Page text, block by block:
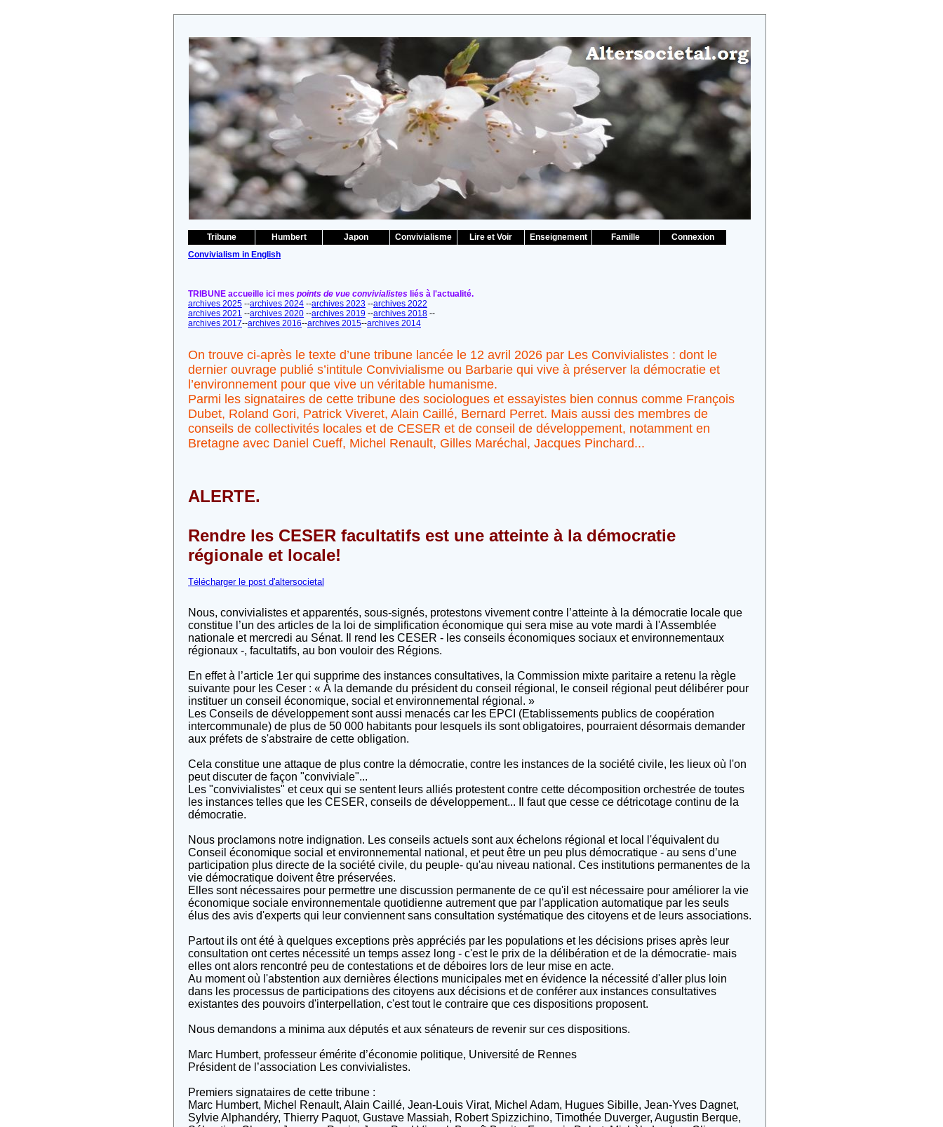
Tribune Humbert Japon Convivialisme Lire et Voir Enseignement Famille
Connexion
Convivialism in English
TRIBUNE accueille ici mes points de vue convivialistes liés à l'actualité.
archives 2025 --archives 2024 --archives 2023 --archives 2022
archives 2021 --archives 2020 --archives 2019 --archives 2018 --
archives 2017--archives 2016--archives 2015--archives 2014
On trouve ci-après le texte d’une tribune lancée le 12 avril 2026 par Les Convivialistes : dont le
dernier ouvrage publié s’intitule Convivialisme ou Barbarie qui vive à préserver la démocratie et
l’environnement pour que vive un véritable humanisme.
Parmi les signataires de cette tribune des sociologues et essayistes bien connus comme François
Dubet, Roland Gori, Patrick Viveret, Alain Caillé, Bernard Perret. Mais aussi des membres de
conseils de collectivités locales et de CESER et de conseil de développement, notamment en
Bretagne avec Daniel Cueff, Michel Renault, Gilles Maréchal, Jacques Pinchard...
ALERTE.
Rendre les CESER facultatifs est une atteinte à la démocratie
régionale et locale!
Télécharger le post d'altersocietal
Nous, convivialistes et apparentés, sous-signés, protestons vivement contre l’atteinte à la démocratie locale que
constitue l’un des articles de la loi de simplification économique qui sera mise au vote mardi à l'Assemblée
nationale et mercredi au Sénat. Il rend les CESER - les conseils économiques sociaux et environnementaux
régionaux -, facultatifs, au bon vouloir des Régions.
En effet à l’article 1er qui supprime des instances consultatives, la Commission mixte paritaire a retenu la règle
suivante pour les Ceser : « À la demande du président du conseil régional, le conseil régional peut délibérer pour
instituer un conseil économique, social et environnemental régional. »
Les Conseils de développement sont aussi menacés car les EPCI (Etablissements publics de coopération
intercommunale) de plus de 50 000 habitants pour lesquels ils sont obligatoires, pourraient désormais demander
aux préfets de s'abstraire de cette obligation.
Cela constitue une attaque de plus contre la démocratie, contre les instances de la société civile, les lieux où l'on
peut discuter de façon "conviviale"...
Les "convivialistes" et ceux qui se sentent leurs alliés protestent contre cette décomposition orchestrée de toutes
les instances telles que les CESER, conseils de développement... Il faut que cesse ce détricotage continu de la
démocratie.
Nous proclamons notre indignation. Les conseils actuels sont aux échelons régional et local l'équivalent du
Conseil économique social et environnemental national, et peut être un peu plus démocratique - au sens d’une
participation plus directe de la société civile, du peuple- qu'au niveau national. Ces institutions permanentes de la
vie démocratique doivent être préservées.
Elles sont nécessaires pour permettre une discussion permanente de ce qu'il est nécessaire pour améliorer la vie
économique sociale environnementale quotidienne autrement que par l'application automatique par les seuls
élus des avis d'experts qui leur conviennent sans consultation systématique des citoyens et de leurs associations.
Partout ils ont été à quelques exceptions près appréciés par les populations et les décisions prises après leur
consultation ont certes nécessité un temps assez long - c'est le prix de la délibération et de la démocratie- mais
elles ont alors rencontré peu de contestations et de déboires lors de leur mise en acte.
Au moment où l'abstention aux dernières élections municipales met en évidence la nécessité d'aller plus loin
dans les processus de participations des citoyens aux décisions et de conférer aux instances consultatives
existantes des pouvoirs d'interpellation, c'est tout le contraire que ces dispositions proposent.
Nous demandons a minima aux députés et aux sénateurs de revenir sur ces dispositions.
Marc Humbert, professeur émérite d’économie politique, Université de Rennes
Président de l’association Les convivialistes.
Premiers signataires de cette tribune :
Marc Humbert, Michel Renault, Alain Caillé, Jean-Louis Virat, Michel Adam, Hugues Sibille, Jean-Yves Dagnet,
Sylvie Alphandéry, Thierry Paquot, Gustave Massiah, Robert Spizzichino, Timothée Duverger, Augustin Berque,